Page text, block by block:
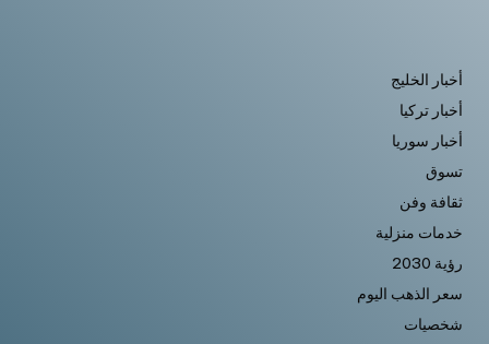
أخبار الخليج
أخبار تركيا
أخبار سوريا
تسوق
ثقافة وفن
خدمات منزلية
رؤية 2030
سعر الذهب اليوم
شخصيات